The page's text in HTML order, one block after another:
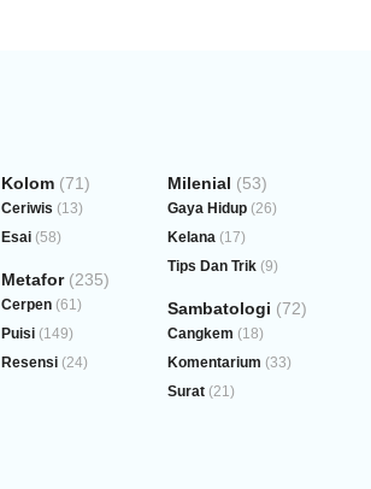
Kolom(71)
Ceriwis (13)
Esai(58)
Metafor(235)
Cerpen(61)
Puisi(149)
Resensi(24)
Milenial (53)
Gaya Hidup(26)
Kelana (17)
Tips Dan Trik(9)
Sambatologi (72)
Cangkem (18)
Komentarium (33)
Surat(21)